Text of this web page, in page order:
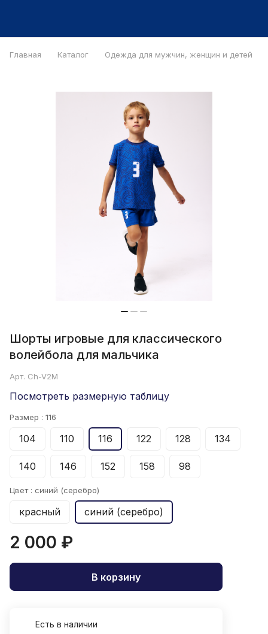
Главная Каталог Одежда для мужчин, женщин и детей
Шорты игровые для классического
волейбола для мальчика
Арт. Ch-V2M
Посмотреть размерную таблицу
Размер : 116
104 110 116 122 128 134
140 146 152 158 98
Цвет : синий (серебро)
красный синий (серебро)
2 000 ₽
В корзину
Есть в наличии